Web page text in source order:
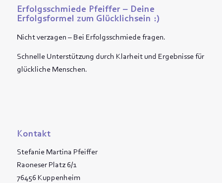
Erfolgsschmiede Pfeiffer – Deine
Erfolgsformel zum Glücklichsein :)
Nicht verzagen – Bei Erfolgsschmiede fragen.
Schnelle Unterstützung durch Klarheit und Ergebnisse für
glückliche Menschen.
Kontakt
Stefanie Martina Pfeiffer
Raoneser Platz 6/1
76456 Kuppenheim